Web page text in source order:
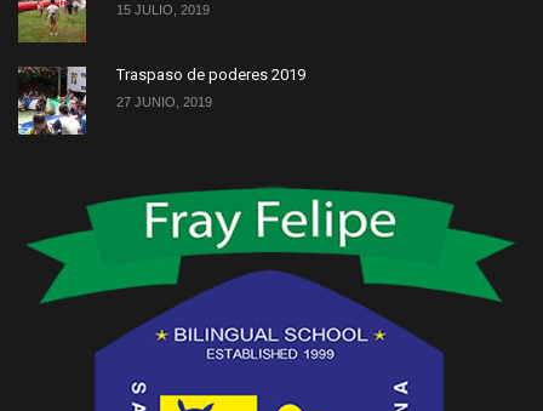
15 JULIO, 2019
Traspaso de poderes 2019
27 JUNIO, 2019